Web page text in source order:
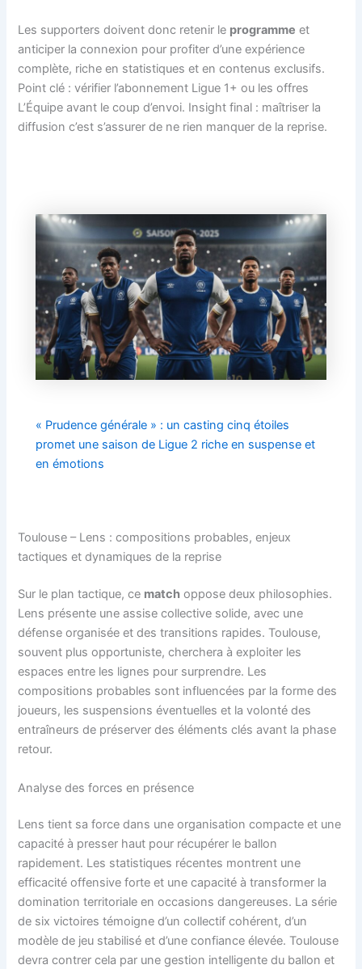
Les supporters doivent donc retenir le programme et
anticiper la connexion pour profiter d’une expérience
complète, riche en statistiques et en contenus exclusifs.
Point clé : vérifier l’abonnement Ligue 1+ ou les offres
L’Équipe avant le coup d’envoi. Insight final : maîtriser la
diffusion c’est s’assurer de ne rien manquer de la reprise.
« Prudence générale » : un casting cinq étoiles
promet une saison de Ligue 2 riche en suspense et
en émotions
Toulouse – Lens : compositions probables, enjeux
tactiques et dynamiques de la reprise
Sur le plan tactique, ce match oppose deux philosophies.
Lens présente une assise collective solide, avec une
défense organisée et des transitions rapides. Toulouse,
souvent plus opportuniste, cherchera à exploiter les
espaces entre les lignes pour surprendre. Les
compositions probables sont influencées par la forme des
joueurs, les suspensions éventuelles et la volonté des
entraîneurs de préserver des éléments clés avant la phase
retour.
Analyse des forces en présence
Lens tient sa force dans une organisation compacte et une
capacité à presser haut pour récupérer le ballon
rapidement. Les statistiques récentes montrent une
efficacité offensive forte et une capacité à transformer la
domination territoriale en occasions dangereuses. La série
de six victoires témoigne d’un collectif cohérent, d’un
modèle de jeu stabilisé et d’une confiance élevée. Toulouse
devra contrer cela par une gestion intelligente du ballon et